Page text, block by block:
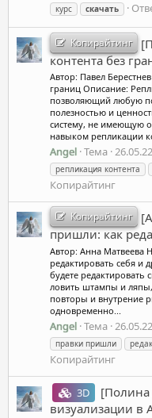
курс
скачать
Копирайтинг
контента без
Автор: Павел
границ Описание:
позволяющий любую
полезностью и
систему, не имеющую
навыком репликации
Angel Тема 26.05.22
репликация контента
Копирайтинг
Копирайтинг
пришли: как
Автор: Анна Матвеева
редактировать себя и
будете редактировать
ловить штампы и
повторы и внутрение
одновременно...
Angel Тема 26.05.22
правки пришли
Копирайтинг
3D
визуализации в